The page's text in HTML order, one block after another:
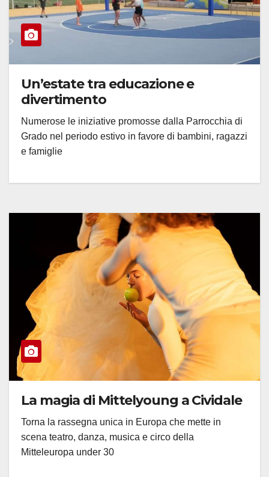
Un’estate tra educazione e
divertimento
Numerose le iniziative promosse dalla Parrocchia di
Grado nel periodo estivo in favore di bambini, ragazzi
e famiglie
La magia di Mittelyoung a Cividale
Torna la rassegna unica in Europa che mette in
scena teatro, danza, musica e circo della
Mitteleuropa under 30